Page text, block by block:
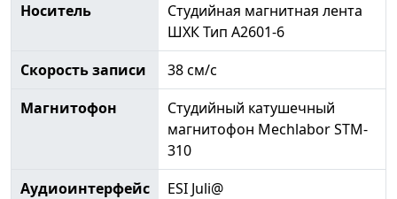
Носитель
Студийная магнитная лента
ШХК Тип А2601-6
Скорость записи
38 см/с
Магнитофон
Студийный катушечный
магнитофон Mechlabor STM-
310
Аудиоинтерфейс
ESI Juli@